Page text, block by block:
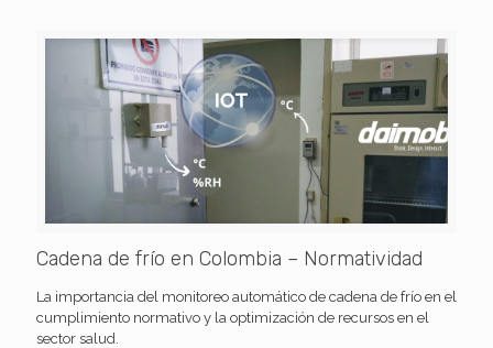
Cadena de frío en Colombia – Normatividad
La importancia del monitoreo automático de cadena de frío en el
cumplimiento normativo y la optimización de recursos en el
sector salud.